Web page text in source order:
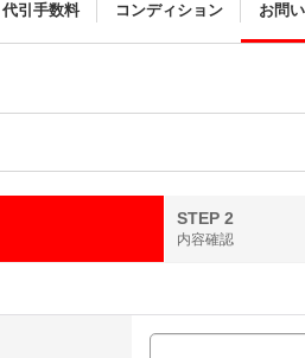
引手数料 コンディション お問
STEP 2
内容確認